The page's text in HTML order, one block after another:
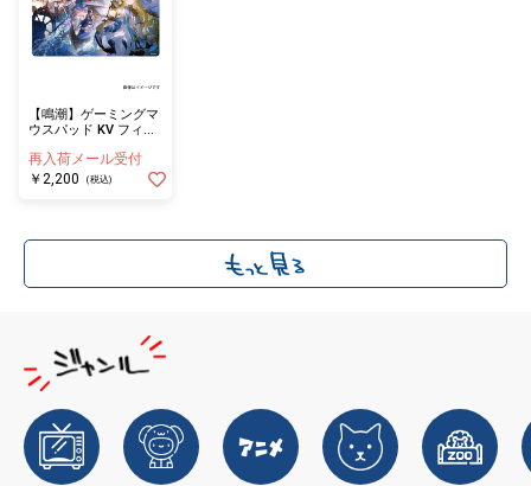
【鳴潮】ゲーミングマ
ウスパッド KV フィー
再入荷メール受付
￥2,200
(税込)